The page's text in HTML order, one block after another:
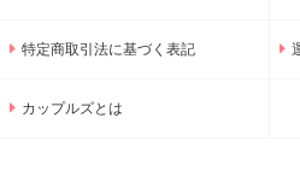
特定商取引法に基づく表記
カップルズとは